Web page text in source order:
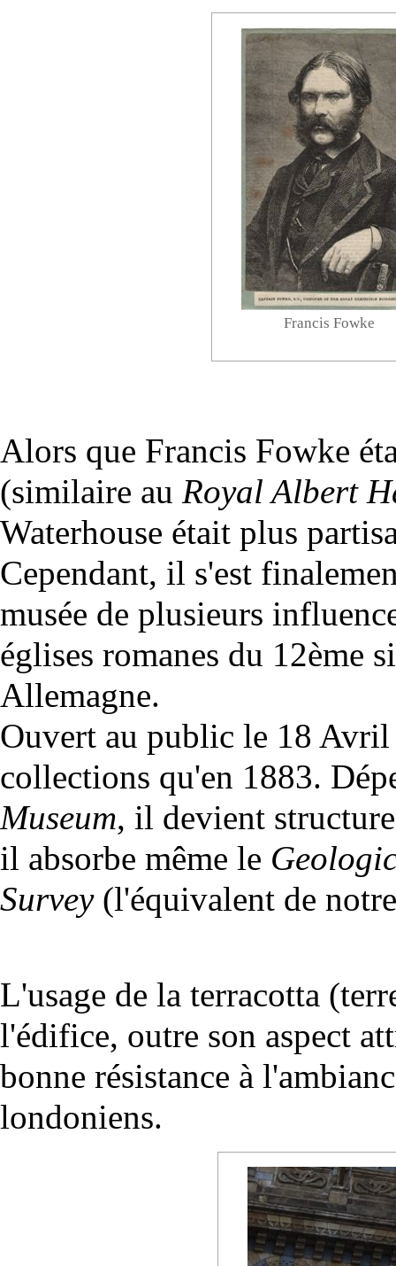
Francis Fowke
Alors que Francis Fowke
(similaire au Royal Albert
Waterhouse était plus
Cependant, il s'est
musée de plusieurs
églises romanes du 12ème
Allemagne.
Ouvert au public le 18
collections qu'en 1883.
Museum, il devient
il absorbe même le
Survey(l'équivalent de
L'usage de la terracotta
l'édifice, outre son aspect
bonne résistance à
londoniens.